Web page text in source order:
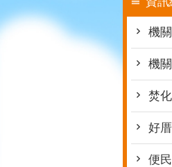
機
機
焚
好
便